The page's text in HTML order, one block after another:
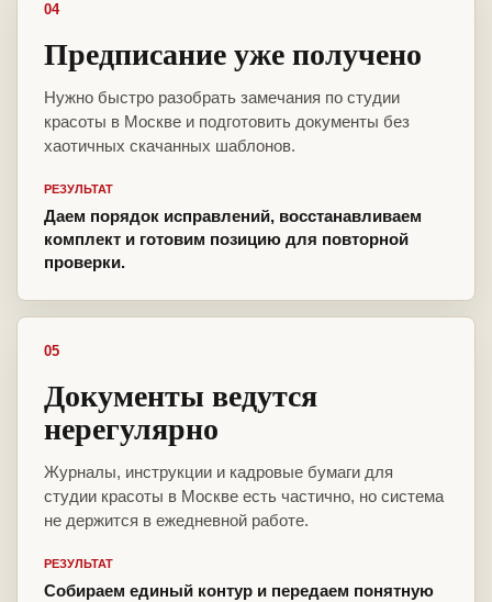
04
Предписание уже получено
Нужно быстро разобрать замечания по студии
красоты в Москве и подготовить документы без
хаотичных скачанных шаблонов.
РЕЗУЛЬТАТ
Даем порядок исправлений, восстанавливаем
комплект и готовим позицию для повторной
проверки.
05
Документы ведутся
нерегулярно
Журналы, инструкции и кадровые бумаги для
студии красоты в Москве есть частично, но система
не держится в ежедневной работе.
РЕЗУЛЬТАТ
Собираем единый контур и передаем понятную